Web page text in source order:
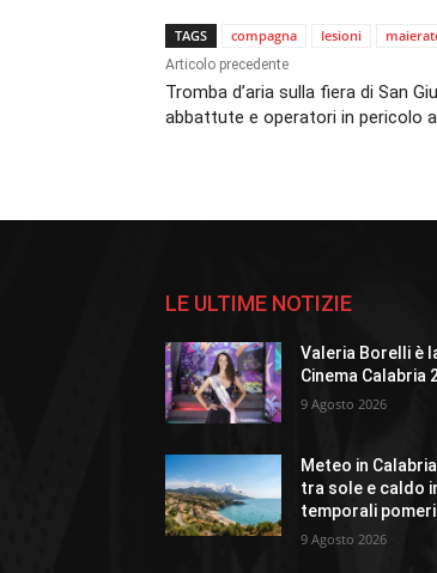
TAGS compagna lesioni
Articolo precedente
Tromba d’aria sulla fiera di San
abbattute e operatori in pericolo
LE ULTIME NOTIZIE
Valeria Borelli è
Cinema Calabria
9 Agosto 2026
Meteo in
tra sole e caldo
temporali
9 Agosto 2026